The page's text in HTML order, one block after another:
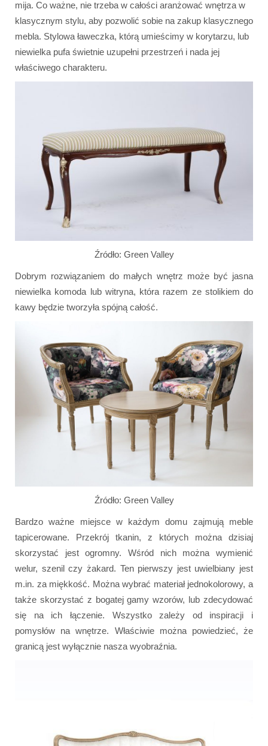
mija. Co ważne, nie trzeba w całości aranżować wnętrza w
klasycznym stylu, aby pozwolić sobie na zakup klasycznego
mebla. Stylowa ławeczka, którą umieścimy w korytarzu, lub
niewielka pufa świetnie uzupełni przestrzeń i nada jej
właściwego charakteru.
Źródło: Green Valley
Dobrym rozwiązaniem do małych wnętrz może być jasna
niewielka komoda lub witryna, która razem ze stolikiem do
kawy będzie tworzyła spójną całość.
Źródło: Green Valley
Bardzo ważne miejsce w każdym domu zajmują meble
tapicerowane. Przekrój tkanin, z których można dzisiaj
skorzystać jest ogromny. Wśród nich można wymienić
welur, szenil czy żakard. Ten pierwszy jest uwielbiany jest
m.in. za miękkość. Można wybrać materiał jednokolorowy, a
także skorzystać z bogatej gamy wzorów, lub zdecydować
się na ich łączenie. Wszystko zależy od inspiracji i
pomysłów na wnętrze. Właściwie można powiedzieć, że
granicą jest wyłącznie nasza wyobraźnia.